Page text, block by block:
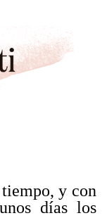
tiempo, y con
días los